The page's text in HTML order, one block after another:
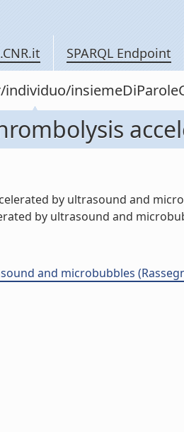
SPARQL Endpoint
by ultrasound and
by ultrasound and
and microbubbles